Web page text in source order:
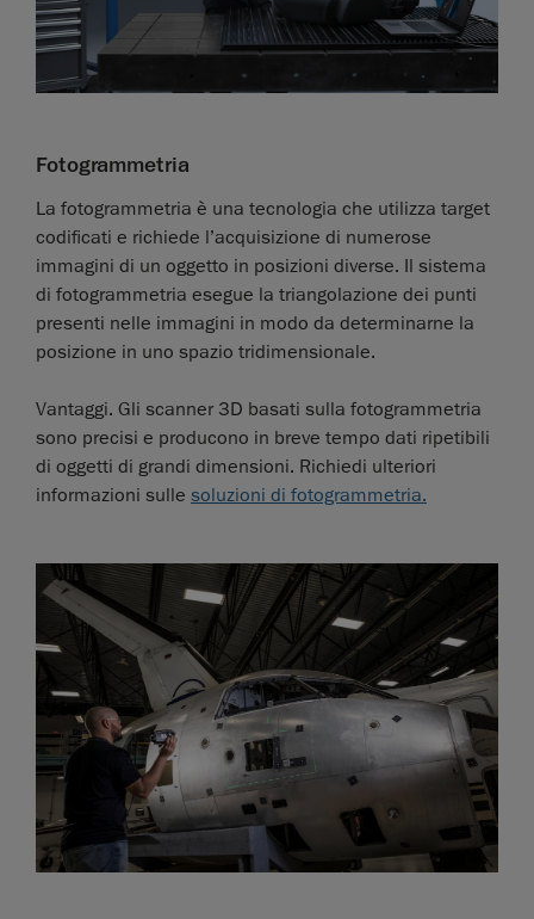
Fotogrammetria
La fotogrammetria è una tecnologia che utilizza target
codificati e richiede l’acquisizione di numerose
immagini di un oggetto in posizioni diverse. Il sistema
di fotogrammetria esegue la triangolazione dei punti
presenti nelle immagini in modo da determinarne la
posizione in uno spazio tridimensionale.
Vantaggi. Gli scanner 3D basati sulla fotogrammetria
sono precisi e producono in breve tempo dati ripetibili
di oggetti di grandi dimensioni. Richiedi ulteriori
informazioni sulle soluzioni di fotogrammetria.